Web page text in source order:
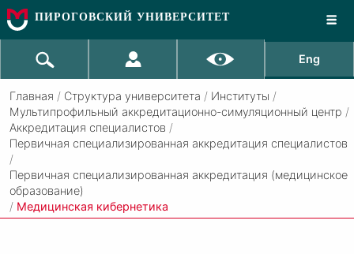
ПИРОГОВСКИЙ УНИВЕРСИТЕТ
Eng
Главная / Структура университета / Институты /
Мультипрофильный аккредитационно-симуляционный центр /
Аккредитация специалистов /
Первичная специализированная аккредитация специалистов
/
Первичная специализированная аккредитация (медицинское
образование)
/ Медицинская кибернетика